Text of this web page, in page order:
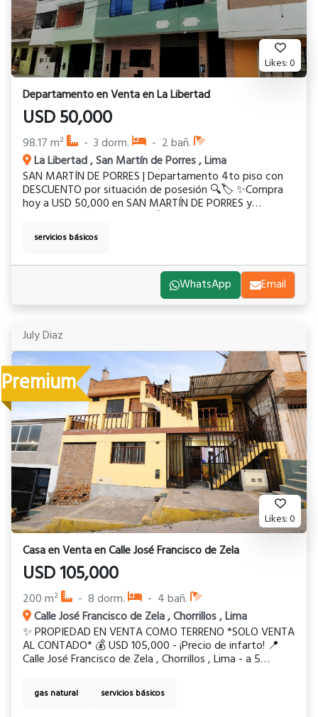
Likes:0
DepartamentoenVentaenLa Libertad
USD50,000
98.17m² - 3dorm. - 2bañ.
La Libertad,San Martín de Porres,Lima
SAN MARTÍN DE PORRES | Departamento 4to piso con
DESCUENTO por situación de posesión 🔍🏷️ ✨Compra
hoy a USD 50,000 en SAN MARTÍN DE PORRES y
iniciar en bienes raíces. *SOLO VENTA AL CONTADO*
Ubicación: * Cerca Av. Lima, Av. Quilca y Av. Perú 🚗 *
Chávez ✈️ Características: * Área construida: 98.17 m² 📐
* 4to piso (edificio 5 pisos, sin ascensor) 🏙️ *
Totalmente acabado 🛠️✨ * Zona urbanizada 🏘️ *
Descuento por encontrarse en proceso de desalojo y
información o citas es 912265670.
servicios básicos
WhatsApp Email
July Diaz
Likes:0
Premium
CasaenVentaenCalle José Francisco de Zela
USD105,000
200m² - 8dorm. - 4bañ.
Calle José Francisco de Zela,Chorrillos,Lima
✨ PROPIEDAD EN VENTA COMO TERRENO *SOLO VENTA
AL CONTADO* 💰 USD 105,000 - ¡Precio de infarto! 📍
Calle José Francisco de Zela , Chorrillos , Lima - a 5
terreno aproximado. Frente: 10 ml y fondo: 20 ml Cuenta
con conexión a Gas Calidda ✅ Ideal para: 🏠 Construir
gas natural servicios básicos